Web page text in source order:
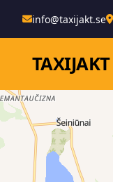
info@taxijakt.se
TAXIJAKT